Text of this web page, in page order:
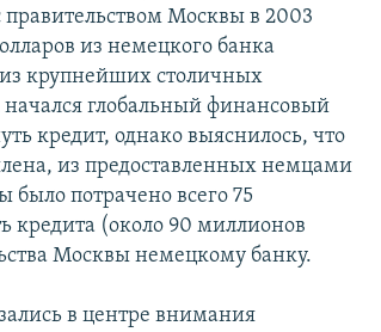
Москвы в 2003
из немецкого банка
крупнейших столичных
начался глобальный финансовый
кредит, однако выяснилось, что
из предоставленных немцами
потрачено всего 75
кредита (около 90 миллионов
Москвы немецкому банку.
в центре внимания